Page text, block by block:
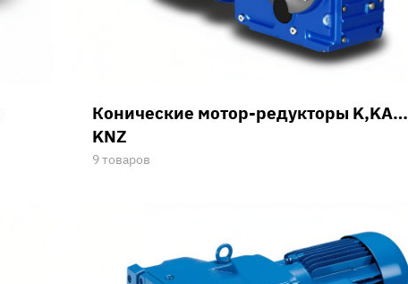
Конические мотор-редукторы K,KA…
KNZ
9 товаров